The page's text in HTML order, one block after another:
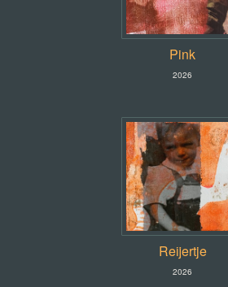
Pink
2026
Reijertje
2026